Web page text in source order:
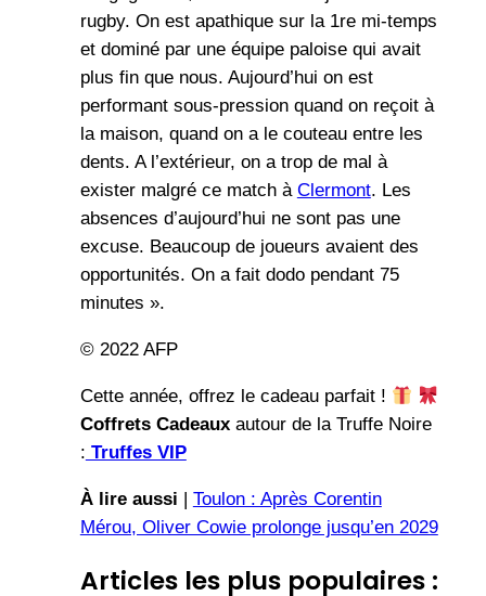
rugby. On est apathique sur la 1re mi-temps
et dominé par une équipe paloise qui avait
plus fin que nous. Aujourd’hui on est
performant sous-pression quand on reçoit à
la maison, quand on a le couteau entre les
dents. A l’extérieur, on a trop de mal à
exister malgré ce match à Clermont. Les
absences d’aujourd’hui ne sont pas une
excuse. Beaucoup de joueurs avaient des
opportunités. On a fait dodo pendant 75
minutes ».
© 2022 AFP
Cette année, offrez le cadeau parfait !
Coffrets Cadeauxautour de la Truffe Noire
: Truffes VIP
À lire aussi | Toulon : Après Corentin
Mérou, Oliver Cowie prolonge jusqu’en 2029
Articles les plus populaires :